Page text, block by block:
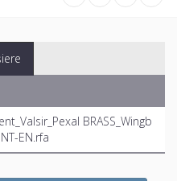
BRASS_Wingb
EN.rfa